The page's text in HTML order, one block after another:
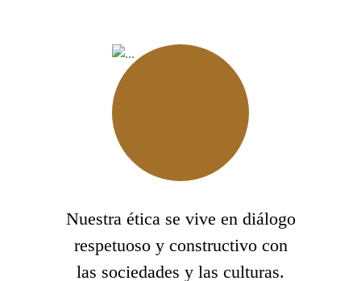
Nuestra ética se vive en diálogo
respetuoso y constructivo con
las sociedades y las culturas.